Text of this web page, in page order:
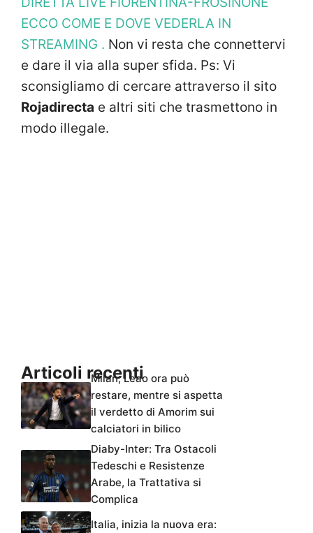
ECCO COME E DOVE VEDERLA IN
STREAMING . Non vi resta che connettervi
e dare il via alla super sfida. Ps: Vi
sconsigliamo di cercare attraverso il sito
Rojadirecta e altri siti che trasmettono in
modo illegale.
Articoli recenti
Milan, Leao ora può
restare, mentre si aspetta
il verdetto di Amorim sui
calciatori in bilico
Diaby-Inter: Tra Ostacoli
Tedeschi e Resistenze
Arabe, la Trattativa si
Complica
Italia, inizia la nuova era: